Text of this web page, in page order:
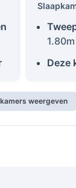
Deze
weergeven